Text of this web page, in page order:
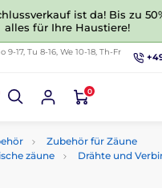
ist da! Bis zu
alles für Ihre Haustiere!
9-17, Tu 8-16, We 10-18, Th-Fr
0
Zubehör für Zäune
zäune
Drähte und